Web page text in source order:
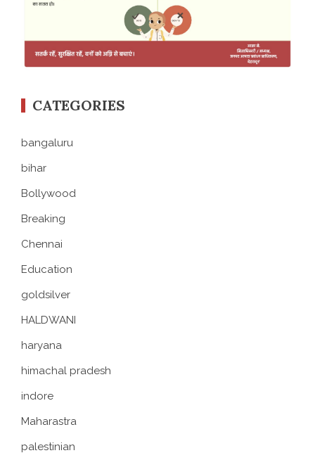
CATEGORIES
bangaluru
bihar
Bollywood
Breaking
Chennai
Education
goldsilver
HALDWANI
haryana
himachal pradesh
indore
Maharastra
palestinian